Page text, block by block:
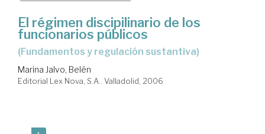
El régimen discipilinario de los
funcionarios públicos
(fundamentos y regulación sustantiva)
Marina Jalvo, Belén
Editorial Lex Nova, S.A.. Valladolid, 2006